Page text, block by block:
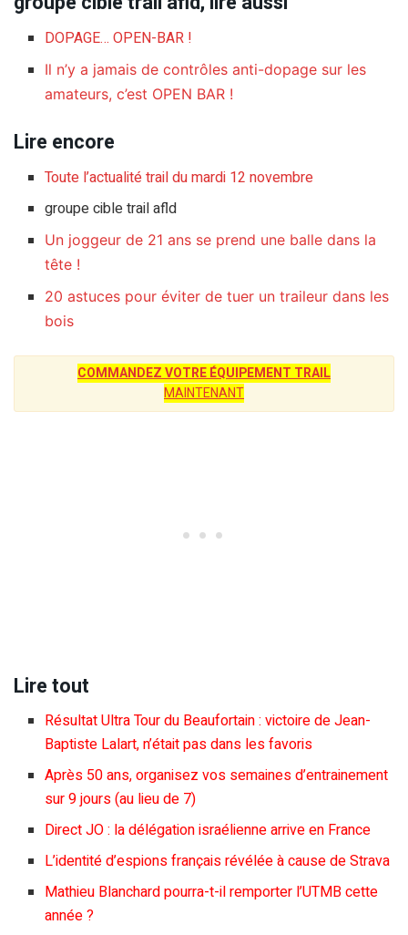
DOPAGE… OPEN-BAR !
Il n’y a jamais de contrôles anti-dopage sur les
amateurs, c’est OPEN BAR !
Lire encore
Toute l’actualité trail du mardi 12 novembre
groupe cible trail afld
Un joggeur de 21 ans se prend une balle dans la
tête !
20 astuces pour éviter de tuer un traileur dans les
bois
COMMANDEZ VOTRE ÉQUIPEMENT TRAIL
MAINTENANT
Lire tout
Résultat Ultra Tour du Beaufortain : victoire de Jean-
Baptiste Lalart, n’était pas dans les favoris
Après 50 ans, organisez vos semaines d’entrainement
sur 9 jours (au lieu de 7)
Direct JO : la délégation israélienne arrive en France
L’identité d’espions français révélée à cause de Strava
Mathieu Blanchard pourra-t-il remporter l’UTMB cette
année ?